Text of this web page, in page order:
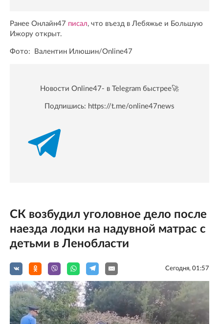
Ранее Онлайн47 писал, что въезд в Лебяжье и Большую
Ижору открыт.
Фото: Валентин Илюшин/Online47
Новости Online47- в Telegram быстрее🚀
Подпишись: https://t.me/online47news
СК возбудил уголовное дело после
наезда лодки на надувной матрас с
детьми в Ленобласти
Сегодня, 01:57